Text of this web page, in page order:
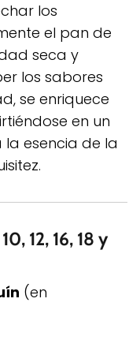
los
el pan de
seca y
los sabores
se enriquece
en un
esencia de la
12, 16, 18 y
(en